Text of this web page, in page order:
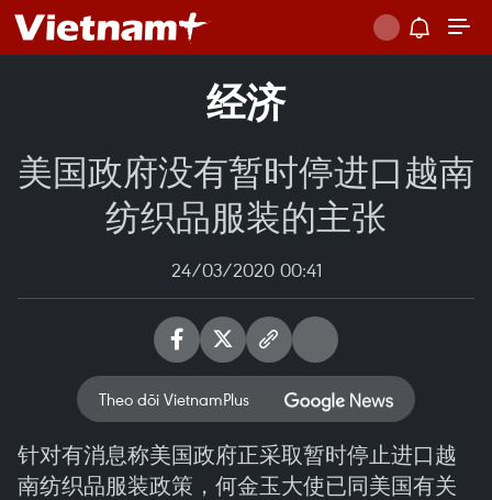
经济
美国政府没有暂时停进口越南
纺织品服装的主张
24/03/2020 00:41
Theo dõi VietnamPlus
针对有消息称美国政府正采取暂时停止进口越
南纺织品服装政策，何金玉大使已同美国有关